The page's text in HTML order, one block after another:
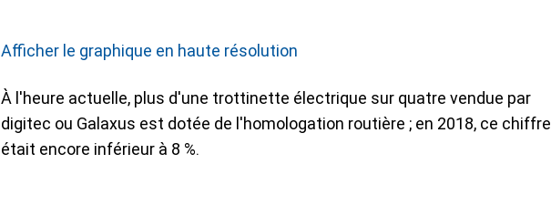
Afficher le graphique en haute résolution
À l'heure actuelle, plus d'une trottinette électrique sur quatre vendue par
digitec ou Galaxus est dotée de l'homologation routière ; en 2018, ce chiffre
était encore inférieur à 8 %.